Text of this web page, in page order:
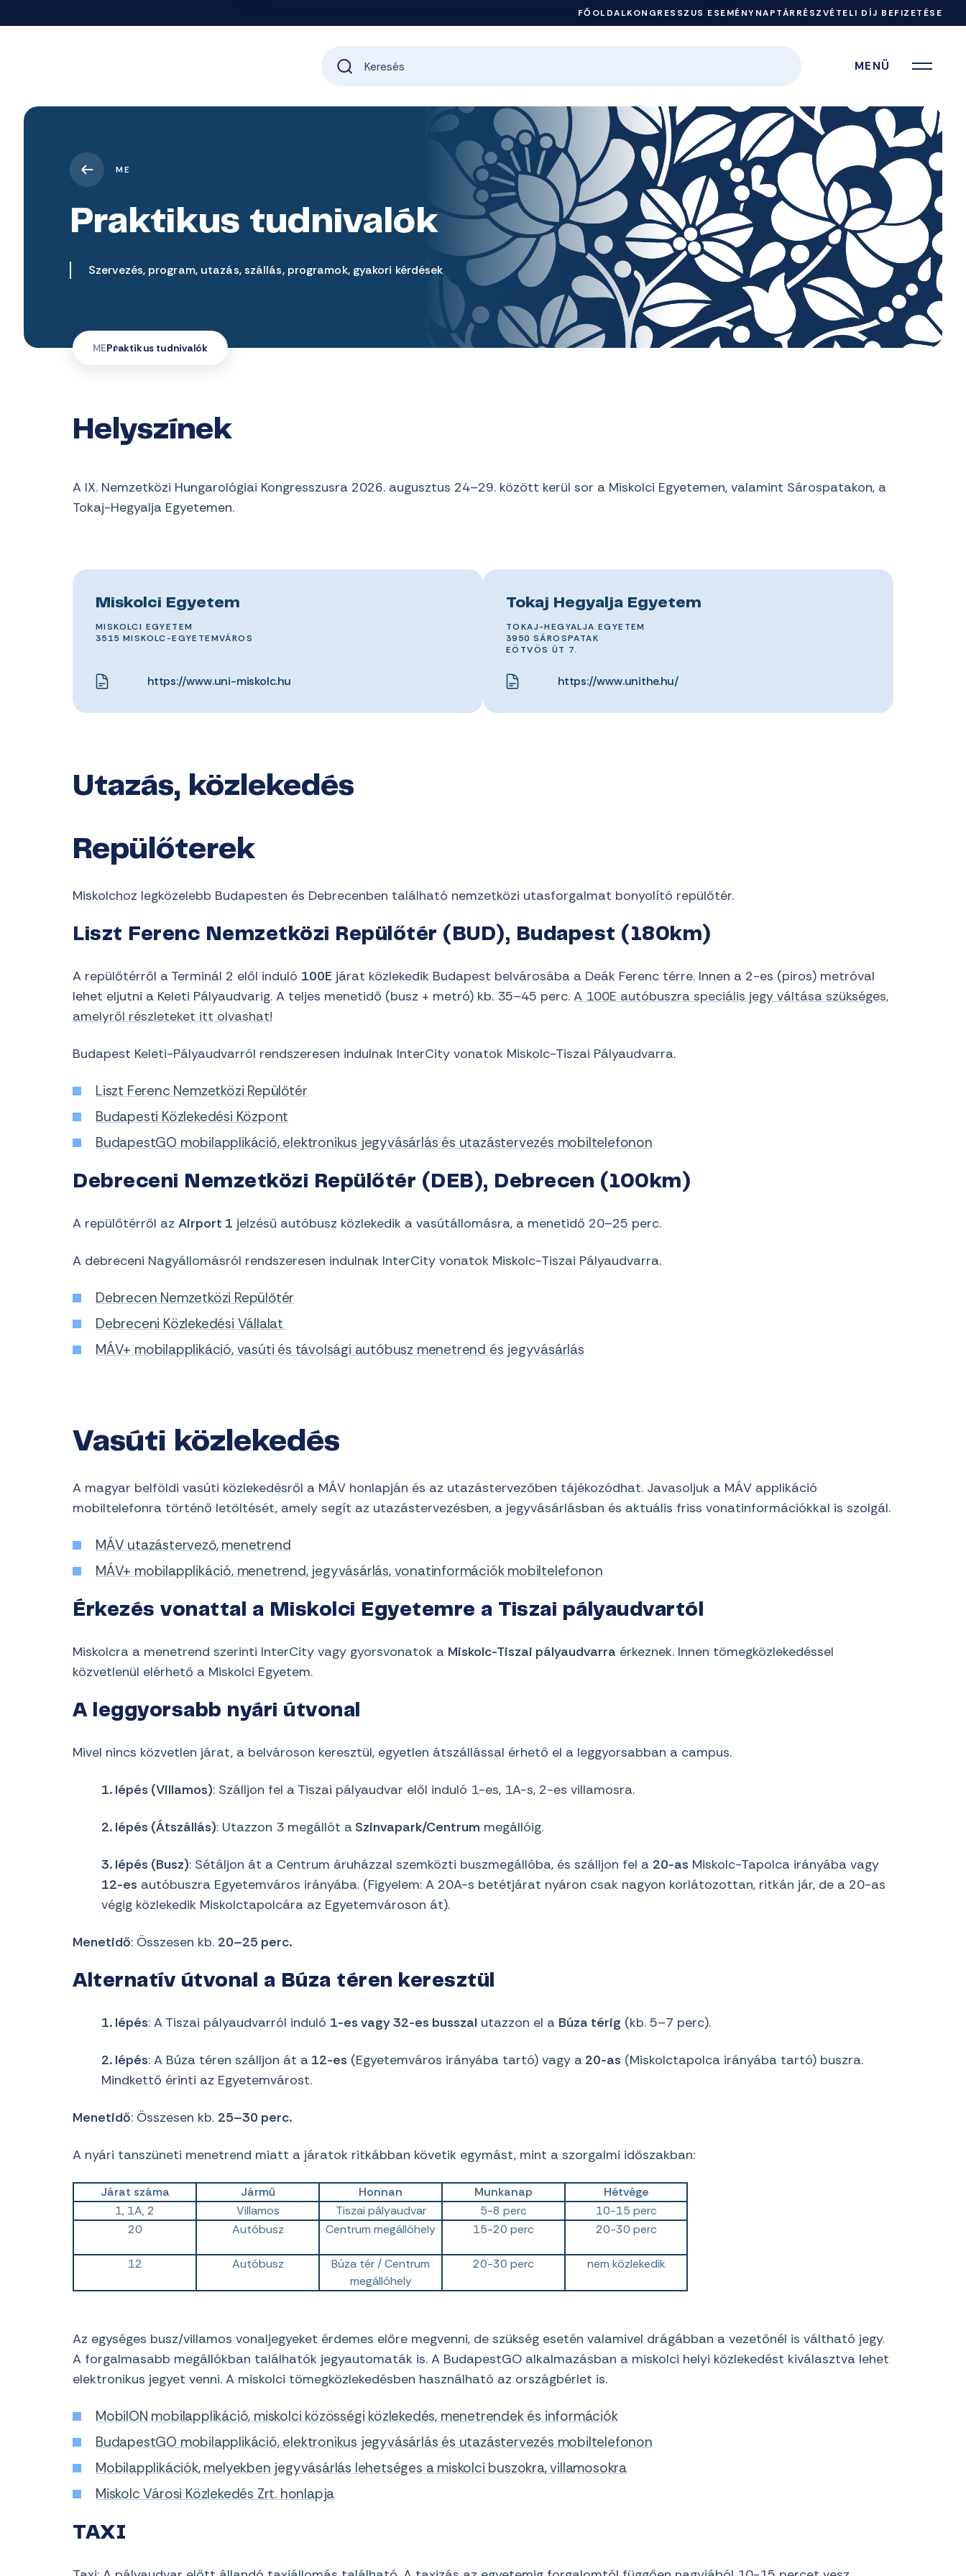
FŐOLDALKONGRESSZUS ESEMÉNYNAPTÁRRÉSZVÉTELI DÍJ BEFIZETÉSE
MENÜ
ME
Praktikus tudnivalók
Szervezés, program, utazás, szállás, programok, gyakori kérdések
MEPraktikus tudnivalók
Helyszínek
A IX. Nemzetközi Hungarológiai Kongresszusra 2026. augusztus 24–29. között kerül sor a Miskolci Egyetemen, valamint Sárospatakon, a
Tokaj-Hegyalja Egyetemen.
Miskolci Egyetem
MISKOLCI EGYETEM
3515 MISKOLC-EGYETEMVÁROS
https://www.uni-miskolc.hu
Tokaj Hegyalja Egyetem
TOKAJ-HEGYALJA EGYETEM
3950 SÁROSPATAK
EÖTVÖS ÚT 7.
https://www.unithe.hu/
Utazás, közlekedés
Repülőterek
Miskolchoz legközelebb Budapesten és Debrecenben található nemzetközi utasforgalmat bonyolító repülőtér.
Liszt Ferenc Nemzetközi Repülőtér (BUD), Budapest (180km)
A repülőtérről a Terminál 2 elől induló 100E járat közlekedik Budapest belvárosába a Deák Ferenc térre. Innen a 2-es (piros) metróval
lehet eljutni a Keleti Pályaudvarig. A teljes menetidő (busz + metró) kb. 35–45 perc. A 100E autóbuszra speciális jegy váltása szükséges,
amelyről részleteket itt olvashat!
Budapest Keleti-Pályaudvarról rendszeresen indulnak InterCity vonatok Miskolc-Tiszai Pályaudvarra.
Liszt Ferenc Nemzetközi Repülőtér
Budapesti Közlekedési Központ
BudapestGO mobilapplikáció, elektronikus jegyvásárlás és utazástervezés mobiltelefonon
Debreceni Nemzetközi Repülőtér (DEB), Debrecen (100km)
A repülőtérről az Airport 1 jelzésű autóbusz közlekedik a vasútállomásra, a menetidő 20–25 perc.
A debreceni Nagyállomásról rendszeresen indulnak InterCity vonatok Miskolc-Tiszai Pályaudvarra.
Debrecen Nemzetközi Repülőtér
Debreceni Közlekedési Vállalat
MÁV+ mobilapplikáció, vasúti és távolsági autóbusz menetrend és jegyvásárlás
Vasúti közlekedés
A magyar belföldi vasúti közlekedésről a MÁV honlapján és az utazástervezőben tájékozódhat. Javasoljuk a MÁV applikáció
mobiltelefonra történő letöltését, amely segít az utazástervezésben, a jegyvásárlásban és aktuális friss vonatinformációkkal is szolgál.
MÁV utazástervező, menetrend
MÁV+ mobilapplikáció, menetrend, jegyvásárlás, vonatinformációk mobiltelefonon
Érkezés vonattal a Miskolci Egyetemre a Tiszai pályaudvartól
Miskolcra a menetrend szerinti InterCity vagy gyorsvonatok a Miskolc-Tiszai pályaudvarra érkeznek. Innen tömegközlekedéssel
közvetlenül elérhető a Miskolci Egyetem.
A leggyorsabb nyári útvonal
Mivel nincs közvetlen járat, a belvároson keresztül, egyetlen átszállással érhető el a leggyorsabban a campus.
1. lépés (Villamos): Szálljon fel a Tiszai pályaudvar elől induló 1-es, 1A-s, 2-es villamosra.
2. lépés (Átszállás): Utazzon 3 megállót a Szinvapark/Centrum megállóig.
3. lépés (Busz): Sétáljon át a Centrum áruházzal szemközti buszmegállóba, és szálljon fel a 20-as Miskolc-Tapolca irányába vagy
12-es autóbuszra Egyetemváros irányába. (Figyelem: A 20A-s betétjárat nyáron csak nagyon korlátozottan, ritkán jár, de a 20-as
végig közlekedik Miskolctapolcára az Egyetemvároson át).
Menetidő: Összesen kb. 20–25 perc.
Alternatív útvonal a Búza téren keresztül
1. lépés: A Tiszai pályaudvarról induló 1-es vagy 32-es busszal utazzon el a Búza térig (kb. 5–7 perc).
2. lépés: A Búza téren szálljon át a 12-es (Egyetemváros irányába tartó) vagy a 20-as (Miskolctapolca irányába tartó) buszra.
Mindkettő érinti az Egyetemvárost.
Menetidő: Összesen kb. 25–30 perc.
A nyári tanszüneti menetrend miatt a járatok ritkábban követik egymást, mint a szorgalmi időszakban:
Járat száma Jármű Honnan Munkanap
Hétvége
1, 1A, 2
Villamos Tiszai pályaudvar 5-8 perc
10-15 perc
20
Autóbusz Centrum megállóhely 15-20 perc 20-30 perc
12 Autóbusz
Búza tér / Centrum
megállóhely
20-30 perc nem közlekedik
Az egységes busz/villamos vonaljegyeket érdemes előre megvenni, de szükség esetén valamivel drágábban a vezetőnél is váltható jegy.
A forgalmasabb megállókban találhatók jegyautomaták is. A BudapestGO alkalmazásban a miskolci helyi közlekedést kiválasztva lehet
elektronikus jegyet venni. A miskolci tömegközlekedésben használható az országbérlet is.
MobilON mobilapplikáció, miskolci közösségi közlekedés, menetrendek és információk
BudapestGO mobilapplikáció, elektronikus jegyvásárlás és utazástervezés mobiltelefonon
Mobilapplikációk, melyekben jegyvásárlás lehetséges a miskolci buszokra, villamosokra
Miskolc Városi Közlekedés Zrt. honlapja
TAXI